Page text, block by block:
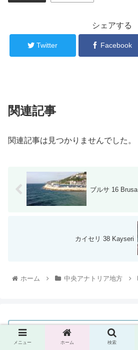
シェアする
Twitter Facebook
関連記事
関連記事は見つかりませんでした。
ブルサ 16 Brusa
カイセリ 38 Kayseri
ホーム 中央アナトリア地方
メニュー ホーム 検索